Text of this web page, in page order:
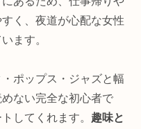
く、夜道が心配な女性
ます。
ポップス・ジャズと幅
ない完全な初心者で
してくれます。 趣味と